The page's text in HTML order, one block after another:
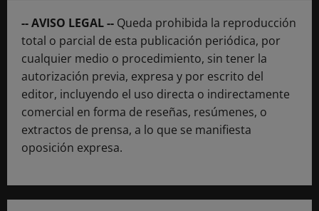
-- AVISO LEGAL -- Queda prohibida la reproducción
total o parcial de esta publicación periódica, por
cualquier medio o procedimiento, sin tener la
autorización previa, expresa y por escrito del
editor, incluyendo el uso directa o indirectamente
comercial en forma de reseñas, resúmenes, o
extractos de prensa, a lo que se manifiesta
oposición expresa.